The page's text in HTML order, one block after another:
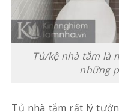
Tủ/kệ nhà tắm là
những
Tủ nhà tắm rất lý